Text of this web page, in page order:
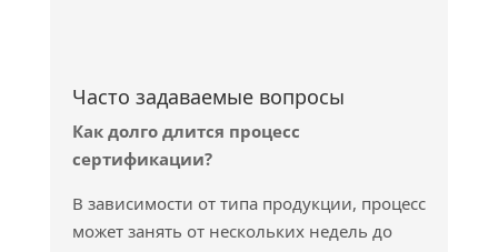
Часто задаваемые вопросы
Как долго длится процесс
сертификации?
В зависимости от типа продукции, процесс
может занять от нескольких недель до